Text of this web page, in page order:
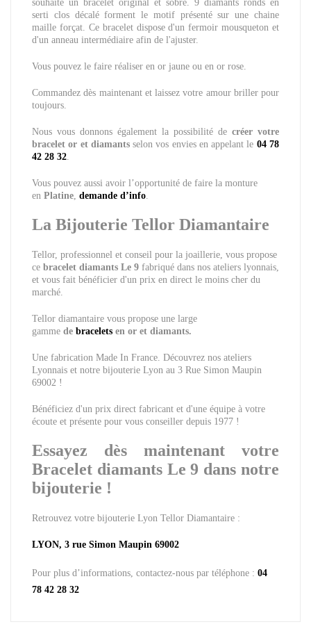
souhaite un bracelet original et sobre. 9 diamants ronds en
serti clos décalé forment le motif présenté sur une chaine
maille forçat. Ce bracelet dispose d'un fermoir mousqueton et
d'un anneau intermédiaire afin de l'ajuster.
Vous pouvez le faire réaliser en or jaune ou en or rose.
Commandez dès maintenant et laissez votre amour briller pour
toujours.
Nous vous donnons également la possibilité de créer votre
bracelet or et diamantsselon vos envies en appelant le 04 78
42 28 32
Vous pouvez aussi avoir l’opportunité de faire la monture
en Platine demande d’info
La Bijouterie Tellor Diamantaire
Tellor, professionnel et conseil pour la joaillerie, vous propose
ce bracelet diamants Le 9 fabriqué dans nos ateliers lyonnais,
et vous fait bénéficier d'un prix en direct le moins cher du
marché.
Tellor diamantaire vous propose une large
gamme de bracelets en or et diamants.
Une fabrication Made In France. Découvrez nos ateliers
Lyonnais et notre bijouterie Lyon au 3 Rue Simon Maupin
69002 !
Bénéficiez d'un prix direct fabricant et d'une équipe à votre
écoute et présente pour vous conseiller depuis 1977 !
Essayez dès maintenant votre
Bracelet diamants Le 9 dans notre
bijouterie !
Retrouvez votre bijouterie Lyon Tellor Diamantaire :
LYON, 3 rue Simon Maupin 69002
Pour plus d’informations, contactez-nous par téléphone : 04
78 42 28 32